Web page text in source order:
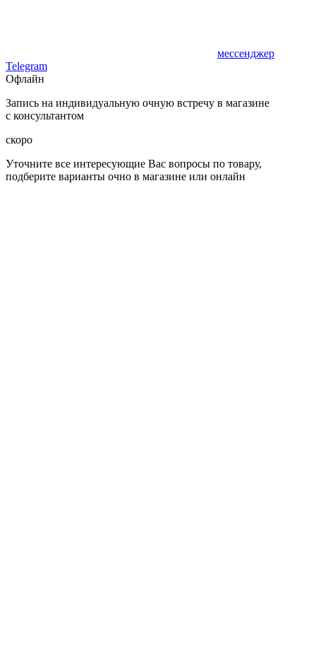
мессенджер
Telegram
Офлайн
Запись на индивидуальную очную встречу в магазине
с консультантом
скоро
Уточните все интересующие Вас вопросы по товару,
подберите варианты очно в магазине или онлайн